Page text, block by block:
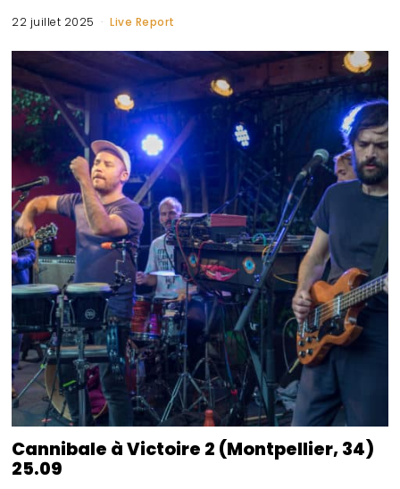
22 juillet 2025 Live Report
Cannibale à Victoire 2 (Montpellier, 34)
25.09